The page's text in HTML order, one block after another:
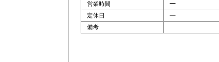
営業時間
━
定休日
━
備考